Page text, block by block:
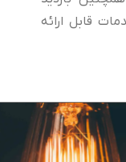
قابل ارائه